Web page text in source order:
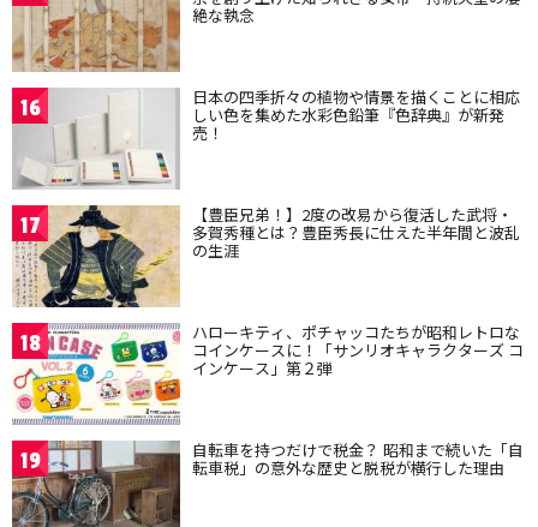
絶な執念
16 日本の四季折々の植物や情景を描くことに相応
しい色を集めた水彩色鉛筆『色辞典』が新発
売！
17 【豊臣兄弟！】2度の改易から復活した武将・
多賀秀種とは？豊臣秀長に仕えた半年間と波乱
の生涯
18 ハローキティ、ポチャッコたちが昭和レトロな
コインケースに！「サンリオキャラクターズ コ
インケース」第２弾
19 自転車を持つだけで税金？ 昭和まで続いた「自
転車税」の意外な歴史と脱税が横行した理由